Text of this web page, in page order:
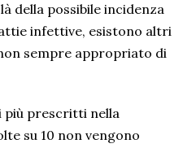
della possibile incidenza
infettive, esistono altri
sempre appropriato di
più prescritti nella
su 10 non vengono